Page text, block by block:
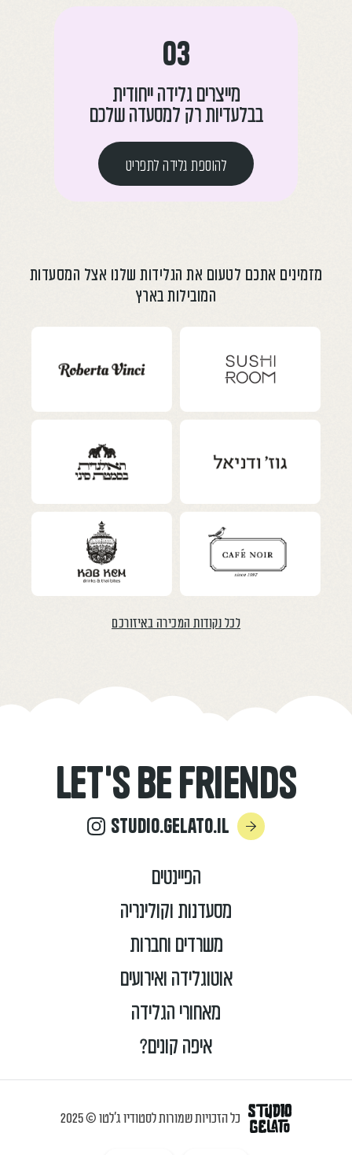
03
מייצרים גלידה ייחודית
בבלעדיות רק למסעדה שלכם
להוספת גלידה לתפריט
מזמינים אתכם לטעום את הגלידות שלנו אצל המסעדות
המובילות בארץ
לכל נקודות המכירה באיזורכם
הפיינטים
מסעדנות וקולינריה
משרדים וחברות
אוטוגלידה ואירועים
מאחורי הגלידה
איפה קונים?
Let's be Friends
Studio.Gelato.Il
כל הזכויות שמורות לסטודיו ג'לטו © 2025